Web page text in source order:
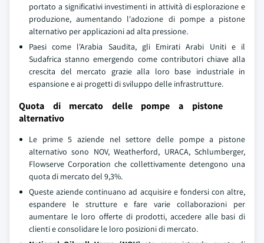
portato a significativi investimenti in attività di esplorazione e
produzione, aumentando l'adozione di pompe a pistone
alternativo per applicazioni ad alta pressione.
Paesi come l'Arabia Saudita, gli Emirati Arabi Uniti e il
Sudafrica stanno emergendo come contributori chiave alla
crescita del mercato grazie alla loro base industriale in
espansione e ai progetti di sviluppo delle infrastrutture.
Quota di mercato delle pompe a pistone
alternativo
Le prime 5 aziende nel settore delle pompe a pistone
alternativo sono NOV, Weatherford, URACA, Schlumberger,
Flowserve Corporation che collettivamente detengono una
quota di mercato del 9,3%.
Queste aziende continuano ad acquisire e fondersi con altre,
espandere le strutture e fare varie collaborazioni per
aumentare le loro offerte di prodotti, accedere alle basi di
clienti e consolidare le loro posizioni di mercato.